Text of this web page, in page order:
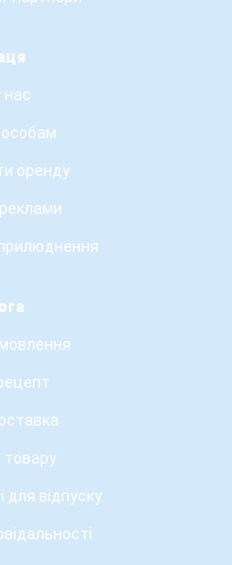
нас
оренду
товару
для відпуску